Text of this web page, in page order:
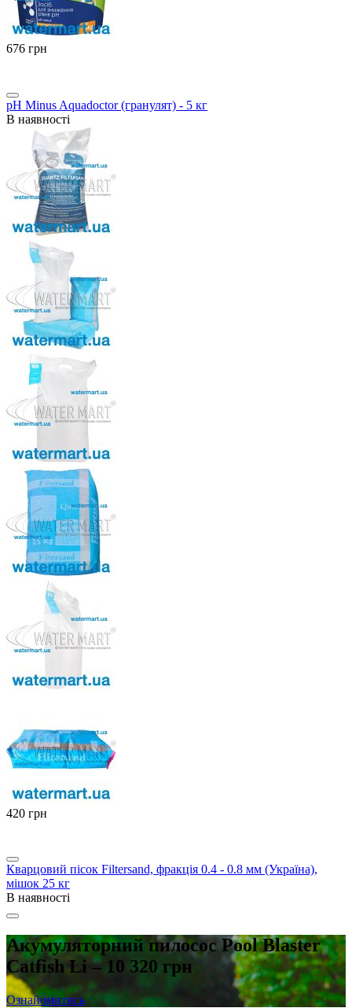
‍676‍ грн
pH Minus Aquadoctor (гранулят) - 5 кг
В наявності
‍420‍ грн
Кварцовий пісок Filtersand, фракція 0.4 - 0.8 мм (Україна),
мішок 25 кг
В наявності
Акумуляторний пилосос Pool Blaster
Catfish Li – 10 320 грн
Ознайомитись